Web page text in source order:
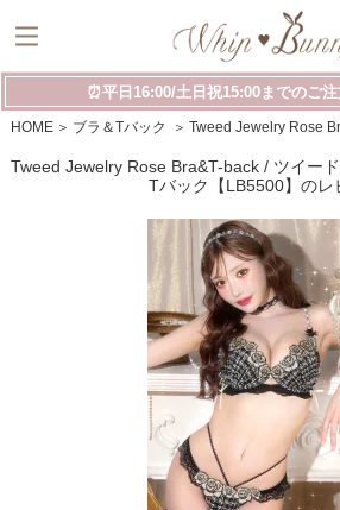
⏰平日16:00/土日祝15:00までのご
HOME ブラ＆Tバック Tweed Jewelry Rose
Tweed Jewelry Rose Bra&T-back / ツイー
Tバック【LB5500】のレ